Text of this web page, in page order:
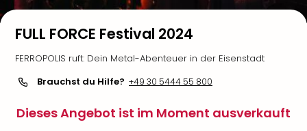
FULL FORCE Festival 2024
FERROPOLIS ruft: Dein Metal-Abenteuer in der Eisenstadt
Brauchst du Hilfe? +49 30 5444 55 800
Dieses Angebot ist im Moment ausverkauft